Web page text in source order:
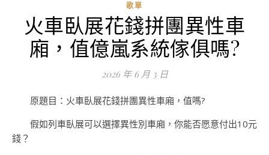
歌單
火車臥展花錢拼團異性車
廂，值億嵐系統傢俱嗎?
2026 年 6 月 3 日
原題目：火車臥展花錢拼團異性車廂，值嗎?
假如列車臥展可以選擇異性別車廂，你能否愿意付出10元
錢？